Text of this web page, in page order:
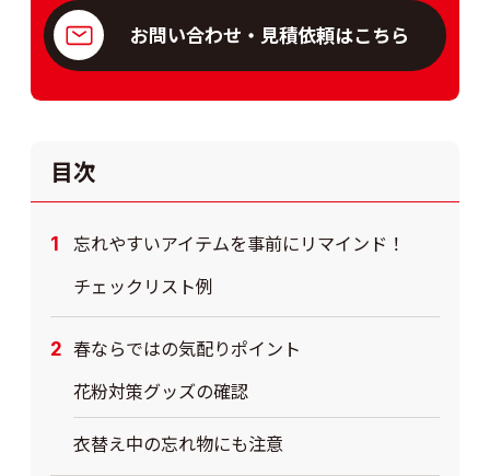
お問い合わせ・見積依頼はこちら
目次
忘れやすいアイテムを事前にリマインド！
チェックリスト例
春ならではの気配りポイント
花粉対策グッズの確認
衣替え中の忘れ物にも注意